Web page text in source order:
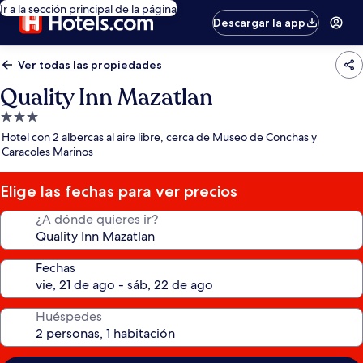
Ir a la sección principal de la página
Descargar la app
Ver todas las propiedades
Quality Inn Mazatlan
Propiedad
de
3.0
estrellas
Hotel con 2 albercas al aire libre, cerca de Museo de Conchas y
Caracoles Marinos
Elige las fechas para ver precios
¿A dónde quieres ir?
Fechas
Huéspedes